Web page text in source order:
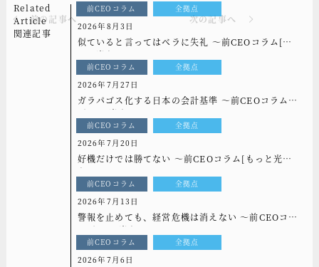
前の記事へ 次の記事へ
Related
Article
関連記事
前CEOコラム 全拠点
2026年8月3日
似ていると言ってはベラに失礼 ～前CEOコラム[も
っと光を]vol.339
前CEOコラム 全拠点
2026年7月27日
ガラパゴス化する日本の会計基準 ～前CEOコラム
[もっと光を]vol.338
前CEOコラム 全拠点
2026年7月20日
好機だけでは勝てない ～前CEOコラム[もっと光
を]vol.337
前CEOコラム 全拠点
2026年7月13日
警報を止めても、経営危機は消えない ～前CEOコラ
ム[もっと光を]vol.336
前CEOコラム 全拠点
2026年7月6日